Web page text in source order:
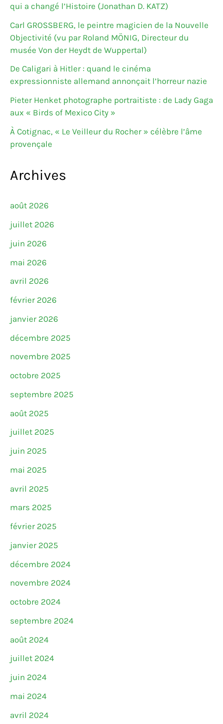
qui a changé l’Histoire (Jonathan D. KATZ)
Carl GROSSBERG, le peintre magicien de la Nouvelle
Objectivité (vu par Roland MÖNIG, Directeur du
musée Von der Heydt de Wuppertal)
De Caligari à Hitler : quand le cinéma
expressionniste allemand annonçait l’horreur nazie
Pieter Henket photographe portraitiste : de Lady Gaga
aux « Birds of Mexico City »
À Cotignac, « Le Veilleur du Rocher » célèbre l’âme
provençale
Archives
août 2026
juillet 2026
juin 2026
mai 2026
avril 2026
février 2026
janvier 2026
décembre 2025
novembre 2025
octobre 2025
septembre 2025
août 2025
juillet 2025
juin 2025
mai 2025
avril 2025
mars 2025
février 2025
janvier 2025
décembre 2024
novembre 2024
octobre 2024
septembre 2024
août 2024
juillet 2024
juin 2024
mai 2024
avril 2024